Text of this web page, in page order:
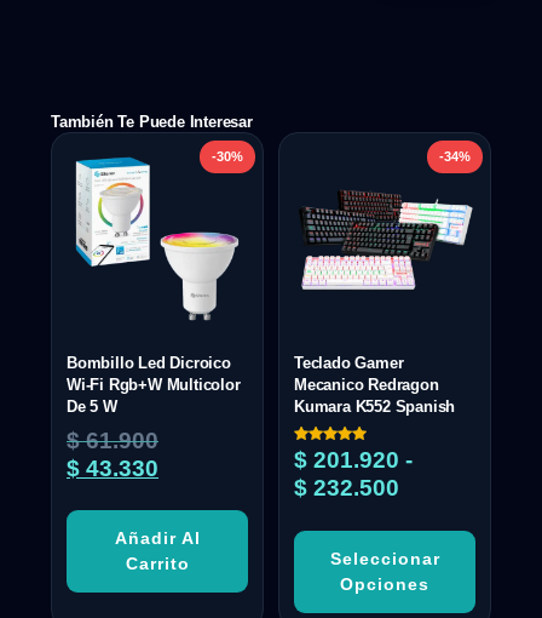
También Te Puede Interesar
-30%
Bombillo Led Dicroico
Wi-Fi Rgb+W Multicolor
De 5 W
$61.900
$ 43.330
Añadir Al
Carrito
-34%
Teclado Gamer
Mecanico Redragon
Kumara K552 Spanish
Valorado
con
5.00
de 5
$ 201.920 -
$ 232.500
Seleccionar
Opciones